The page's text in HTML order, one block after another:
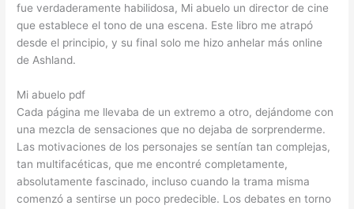
fue verdaderamente habilidosa, Mi abuelo un director de cine
que establece el tono de una escena. Este libro me atrapó
desde el principio, y su final solo me hizo anhelar más online
de Ashland.
Mi abuelo pdf
Cada página me llevaba de un extremo a otro, dejándome con
una mezcla de sensaciones que no dejaba de sorprenderme.
Las motivaciones de los personajes se sentían tan complejas,
tan multifacéticas, que me encontré completamente,
absolutamente fascinado, incluso cuando la trama misma
comenzó a sentirse un poco predecible. Los debates en torno